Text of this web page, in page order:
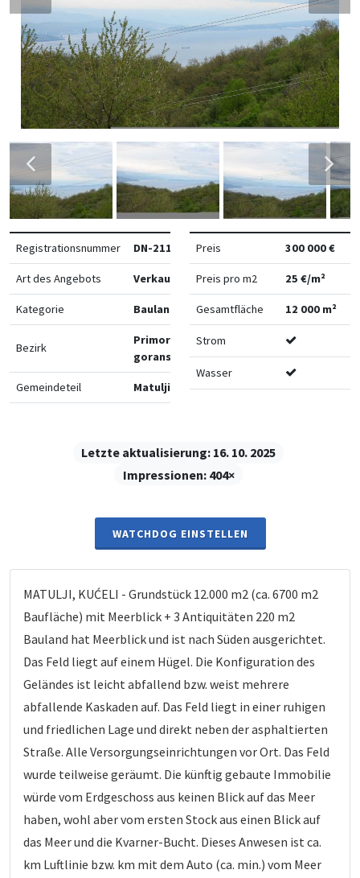
Registrationsnummer DN-21184
Art des Angebots Verkauf
Kategorie Bauland
Bezirk
Primorsko-
goranska
Gemeindeteil Matulji
Preis 300 000 €
Preis pro m2 25 €/m²
Gesamtfläche 12 000 m²
Strom
Wasser
Letzte aktualisierung: 16. 10. 2025
Impressionen: 404×
WATCHDOG EINSTELLEN
MATULJI, KUĆELI - Grundstück 12.000 m2 (ca. 6700 m2
Baufläche) mit Meerblick + 3 Antiquitäten 220 m2
Bauland hat Meerblick und ist nach Süden ausgerichtet.
Das Feld liegt auf einem Hügel. Die Konfiguration des
Geländes ist leicht abfallend bzw. weist mehrere
abfallende Kaskaden auf. Das Feld liegt in einer ruhigen
und friedlichen Lage und direkt neben der asphaltierten
Straße. Alle Versorgungseinrichtungen vor Ort. Das Feld
wurde teilweise geräumt. Die künftig gebaute Immobilie
würde vom Erdgeschoss aus keinen Blick auf das Meer
haben, wohl aber vom ersten Stock aus einen Blick auf
das Meer und die Kvarner-Bucht. Dieses Anwesen ist ca.
km Luftlinie bzw. km mit dem Auto (ca. min.) vom Meer